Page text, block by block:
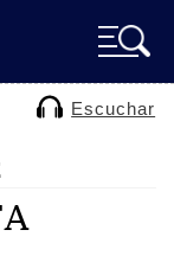
Escuchar